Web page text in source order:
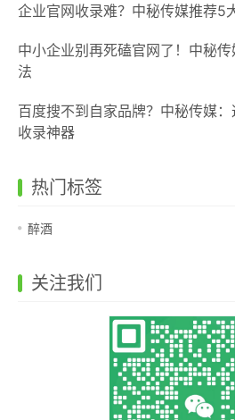
企业官网收录难？中秘传媒推荐5
中小企业别再死磕官网了！中秘
法
百度搜不到自家品牌？中秘传媒
收录神器
热门标签
醉酒
关注我们